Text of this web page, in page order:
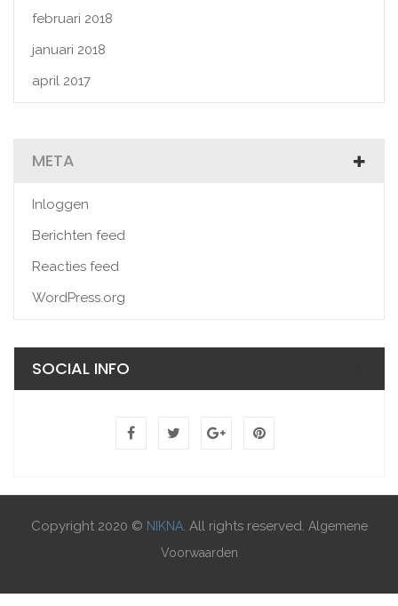
februari 2018
januari 2018
april 2017
META
Inloggen
Berichten feed
Reacties feed
WordPress.org
SOCIAL INFO
Copyright 2020 © NIKNA. All rights reserved. Algemene
Voorwaarden